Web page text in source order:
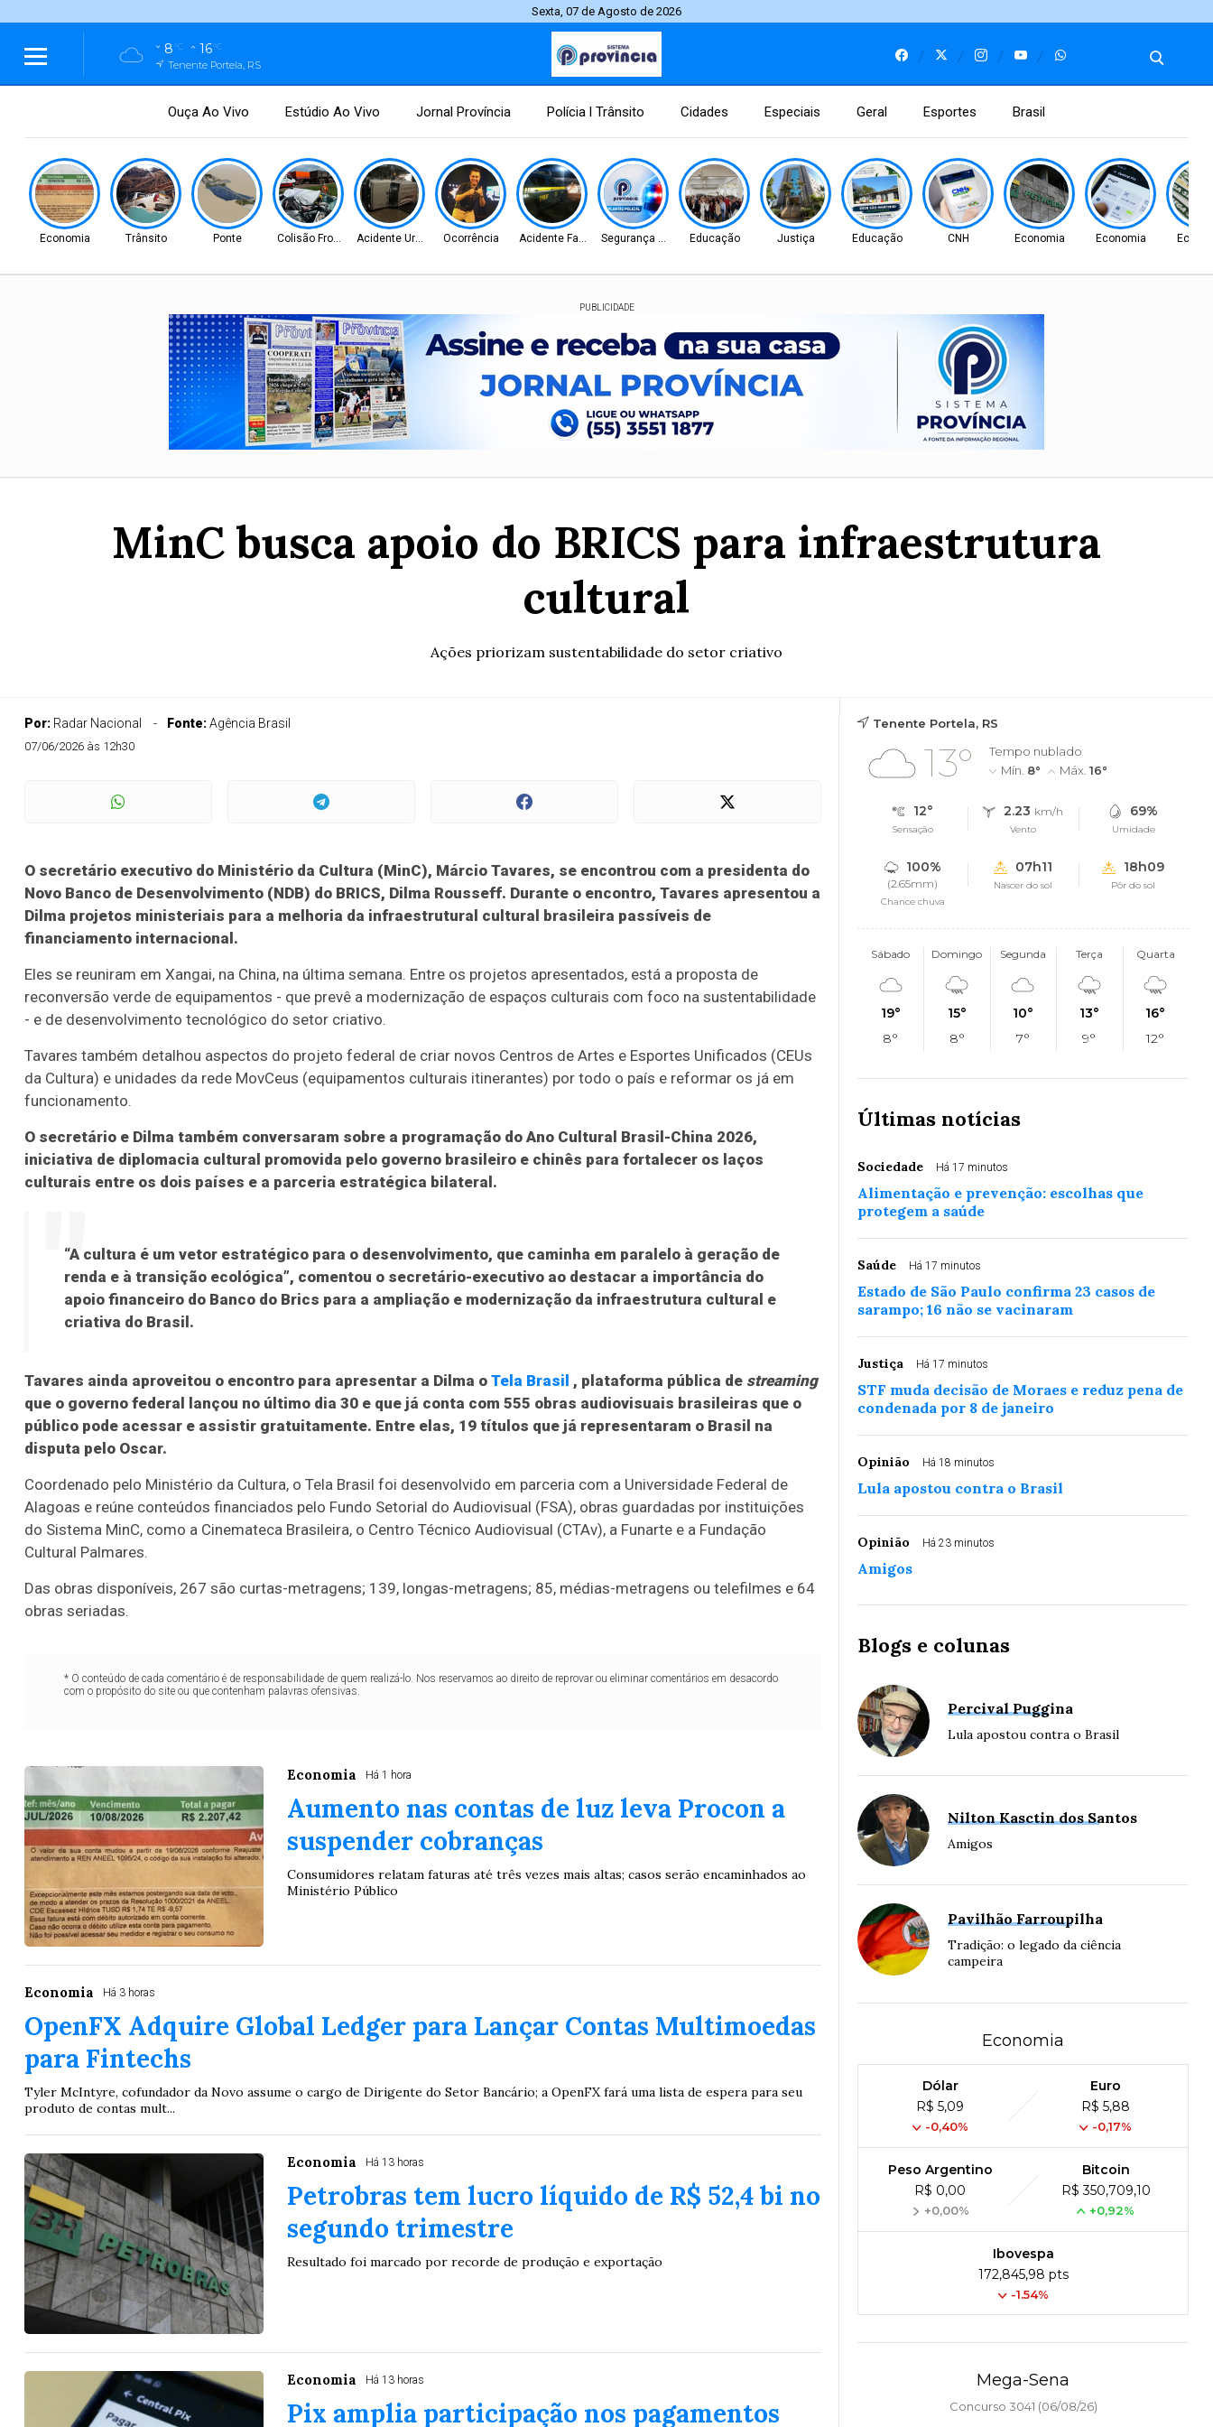
Sexta, 07 de Agosto de 2026
8°C 16°C
Tenente Portela, RS
Ouça Ao Vivo Estúdio Ao Vivo Jornal Província Polícia l Trânsito Cidades Especiais Geral Esportes Brasil
Economia Trânsito Ponte Colisão Frontal Acidente Urbano Ocorrência Acidente Fatal Segurança PúblicaEducação Justiça Educação CNH Economia Economia
PUBLICIDADE
MinC busca apoio do BRICS para infraestrutura
cultural
Ações priorizam sustentabilidade do setor criativo
Por: Radar Nacional Fonte:Agência Brasil
07/06/2026 às 12h30
O secretário executivo do Ministério da Cultura (MinC), Márcio Tavares, se encontrou com a presidenta do
Novo Banco de Desenvolvimento (NDB) do BRICS, Dilma Rousseff. Durante o encontro, Tavares apresentou a
Dilma projetos ministeriais para a melhoria da infraestrutural cultural brasileira passíveis de
financiamento internacional.
Eles se reuniram em Xangai, na China, na última semana. Entre os projetos apresentados, está a proposta de
reconversão verde de equipamentos - que prevê a modernização de espaços culturais com foco na sustentabilidade
- e de desenvolvimento tecnológico do setor criativo.
Tavares também detalhou aspectos do projeto federal de criar novos Centros de Artes e Esportes Unificados (CEUs
da Cultura) e unidades da rede MovCeus (equipamentos culturais itinerantes) por todo o país e reformar os já em
funcionamento.
O secretário e Dilma também conversaram sobre a programação do Ano Cultural Brasil-China 2026,
iniciativa de diplomacia cultural promovida pelo governo brasileiro e chinês para fortalecer os laços
culturais entre os dois países e a parceria estratégica bilateral.
“A cultura é um vetor estratégico para o desenvolvimento, que caminha em paralelo à geração de
renda e à transição ecológica”, comentou o secretário-executivo ao destacar a importância do
apoio financeiro do Banco do Brics para a ampliação e modernização da infraestrutura cultural e
criativa do Brasil.
Tavares ainda aproveitou o encontro para apresentar a Dilma o Tela Brasil , plataforma pública de streaming
que o governo federal lançou no último dia 30 e que já conta com 555 obras audiovisuais brasileiras que o
público pode acessar e assistir gratuitamente. Entre elas, 19 títulos que já representaram o Brasil na
disputa pelo Oscar.
Coordenado pelo Ministério da Cultura, o Tela Brasil foi desenvolvido em parceria com a Universidade Federal de
Alagoas e reúne conteúdos financiados pelo Fundo Setorial do Audiovisual (FSA), obras guardadas por instituições
do Sistema MinC, como a Cinemateca Brasileira, o Centro Técnico Audiovisual (CTAv), a Funarte e a Fundação
Cultural Palmares.
Das obras disponíveis, 267 são curtas-metragens; 139, longas-metragens; 85, médias-metragens ou telefilmes e 64
obras seriadas.
* O conteúdo de cada comentário é de responsabilidade de quem realizá-lo. Nos reservamos ao direito de reprovar ou eliminar comentários em desacordo
com o propósito do site ou que contenham palavras ofensivas.
Economia Há 1 hora
Aumento nas contas de luz leva Procon a
suspender cobranças
Consumidores relatam faturas até três vezes mais altas; casos serão encaminhados ao
Ministério Público
Economia Há 3 horas
OpenFX Adquire Global Ledger para Lançar Contas Multimoedas
para Fintechs
Tyler McIntyre, cofundador da Novo assume o cargo de Dirigente do Setor Bancário; a OpenFX fará uma lista de espera para seu
produto de contas mult...
Economia Há 13 horas
Petrobras tem lucro líquido de R$ 52,4 bi no
segundo trimestre
Resultado foi marcado por recorde de produção e exportação
Economia Há 13 horas
Pix amplia participação nos pagamentos
Tenente Portela, RS
13°
Tempo nublado
Mín. 8° Máx. 16°
12°
Sensação
2.23 km/h
Vento
69%
Umidade
100%
(2.65mm)
Chance chuva
07h11
Nascer do sol
18h09
Pôr do sol
Sábado
19°
8°
Domingo
15°
8°
Segunda
10°
7°
Terça
13°
9°
Quarta
16°
12°
Últimas notícias
Sociedade Há 17 minutos
Alimentação e prevenção: escolhas que
protegem a saúde
Saúde Há 17 minutos
Estado de São Paulo confirma 23 casos de
sarampo; 16 não se vacinaram
Justiça Há 17 minutos
STF muda decisão de Moraes e reduz pena de
condenada por 8 de janeiro
Opinião Há 18 minutos
Lula apostou contra o Brasil
Opinião Há 23 minutos
Amigos
Blogs e colunas
Percival Puggina
Lula apostou contra o Brasil
Nilton Kasctin dos Santos
Amigos
Pavilhão Farroupilha
Tradição: o legado da ciência
campeira
Economia
Dólar
R$ 5,09
-0,40%
Euro
R$ 5,88
-0,17%
Peso Argentino
R$ 0,00
+0,00%
Bitcoin
R$ 350,709,10
+0,92%
Ibovespa
172,845,98 pts
-1.54%
3755 (06/08/26)
Lotomania
Concurso 2959 (05/08/26) Concurso 2992 (05/08/26)
Mega-Sena
Concurso 3041 (06/08/26)